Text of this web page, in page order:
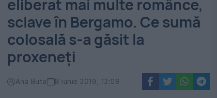
Evenimentul
Zilei
eliberat mai multe românce,
sclave în Bergamo. Ce sumă
colosală s-a găsit la
proxeneți
Ana Buta 8 iunie 2019, 12:08